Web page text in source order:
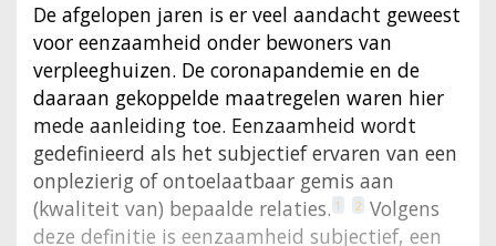
De afgelopen jaren is er veel aandacht geweest
voor eenzaamheid onder bewoners van
verpleeghuizen. De coronapandemie en de
daaraan gekoppelde maatregelen waren hier
mede aanleiding toe. Eenzaamheid wordt
gedefinieerd als het subjectief ervaren van een
onplezierig of ontoelaatbaar gemis aan
(kwaliteit van) bepaalde relaties. 1 2 Volgens
deze definitie is eenzaamheid subjectief, een